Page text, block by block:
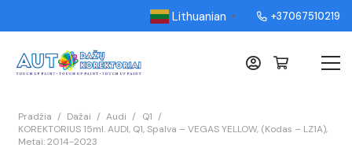
Lithuanian ▼ +37067510219
Pradžia / Dažai / Audi / Q1 /
KOREKTORIUS 15ml. AUDI, Q1, Spalva – VEGAS YELLOW, (Kodas – LZ1A),
Metai: 2014-2023